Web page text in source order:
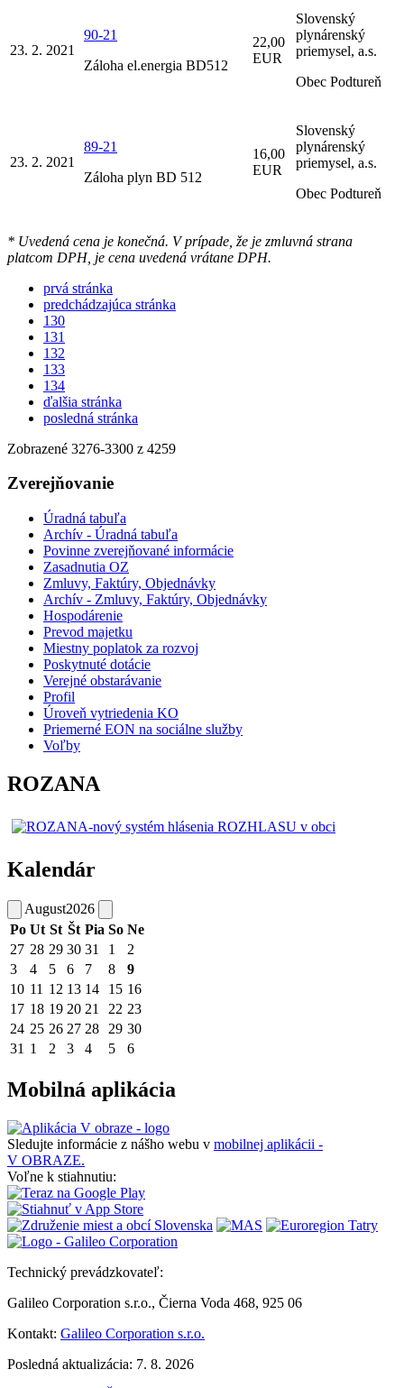
23. 2. 2021
90-21
Záloha el.energia BD512
22,00
EUR
Slovenský
plynárenský
priemysel, a.s.
Obec Podtureň
23. 2. 2021
89-21
Záloha plyn BD 512
16,00
EUR
Slovenský
plynárenský
priemysel, a.s.
Obec Podtureň
* Uvedená cena je konečná. V prípade, že je zmluvná strana
platcom DPH, je cena uvedená vrátane DPH.
prvá stránka
predchádzajúca stránka
130
131
132
133
134
ďalšia stránka
posledná stránka
Zobrazené 3276-3300 z 4259
Zverejňovanie
Úradná tabuľa
Archív - Úradná tabuľa
Povinne zverejňované informácie
Zasadnutia OZ
Zmluvy, Faktúry, Objednávky
Archív - Zmluvy, Faktúry, Objednávky
Hospodárenie
Prevod majetku
Miestny poplatok za rozvoj
Poskytnuté dotácie
Verejné obstarávanie
Profil
Úroveň vytriedenia KO
Priemerné EON na sociálne služby
Voľby
ROZANA
Kalendár
August2026
Po Ut St Št Pia So Ne
27 28 29 30 31 1
2
3
4 5 6 7 8
9
10 11 12 13 14 15 16
17 18 19 20 21 22 23
24 25 26 27 28 29 30
31 1 2 3 4 5 6
Mobilná aplikácia
Sledujte informácie z nášho webu v mobilnej aplikácii -
V OBRAZE.
Voľne k stiahnutiu:
Technický prevádzkovateľ:
Galileo Corporation s.r.o., Čierna Voda 468, 925 06
Kontakt: Galileo Corporation s.r.o.
Posledná aktualizácia: 7. 8. 2026